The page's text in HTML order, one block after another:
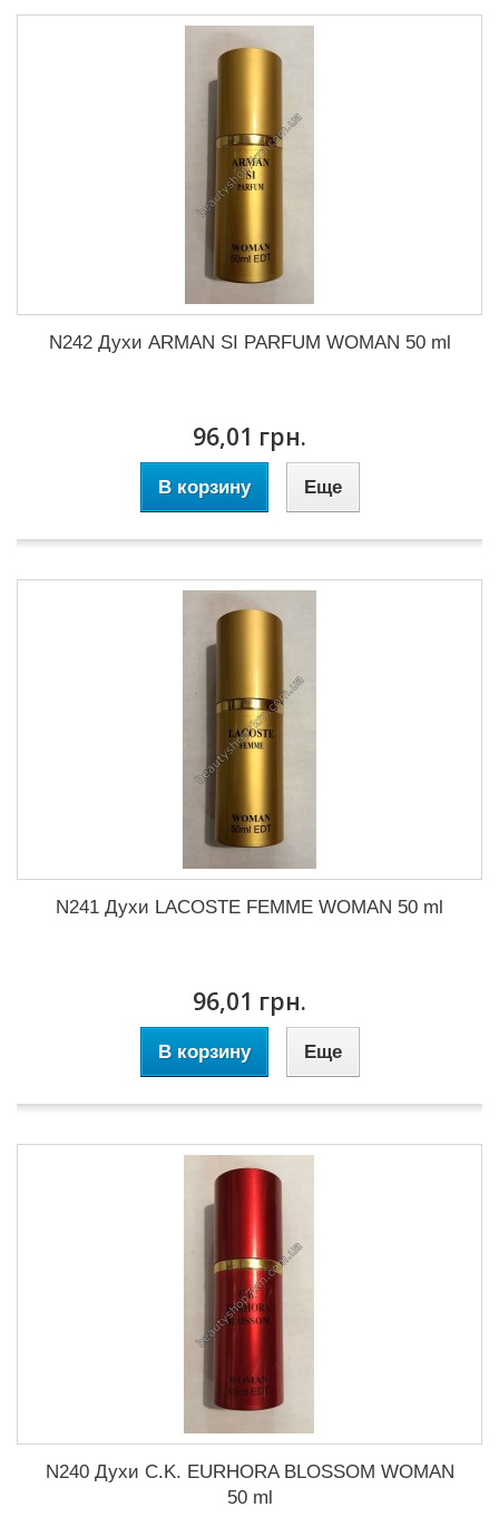
N242 Духи ARMAN SI PARFUM WOMAN 50 ml
96,01 грн.
В корзину Еще
N241 Духи LACOSTE FEMME WOMAN 50 ml
96,01 грн.
В корзину Еще
N240 Духи C.K. EURHORA BLOSSOM WOMAN
50 ml